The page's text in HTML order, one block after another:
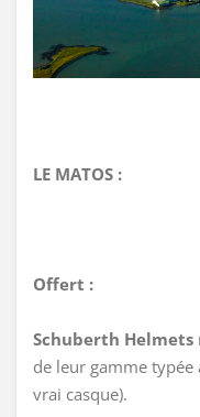
LE MATOS :
Offert :
Schuberth Helmets
de leur gamme typée
vrai casque).